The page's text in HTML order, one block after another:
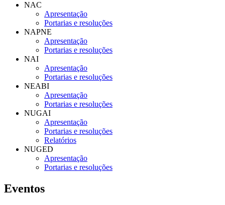
NAC
Apresentação
Portarias e resoluções
NAPNE
Apresentação
Portarias e resoluções
NAI
Apresentação
Portarias e resoluções
NEABI
Apresentação
Portarias e resoluções
NUGAI
Apresentação
Portarias e resoluções
Relatórios
NUGED
Apresentação
Portarias e resoluções
Eventos